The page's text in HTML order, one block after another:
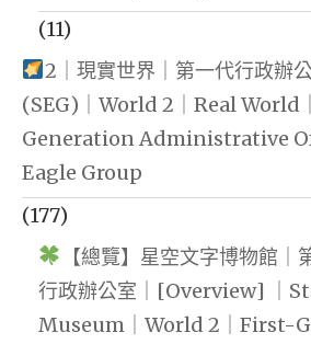
(11)
2｜現實世界｜第一代行政辦
(SEG)｜World 2｜Real World
Generation Administrative
Eagle Group
(177)
【總覽】星空文字博物館
行政辦公室｜[Overview] ｜
Museum｜World 2｜First-